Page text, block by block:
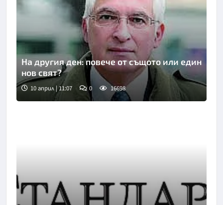
На другия ден: повече от същото или един
нов свят?
10 април | 11:07 0 16698